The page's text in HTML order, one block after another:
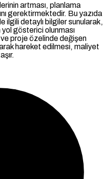
artması, planlama
gerektirmektedir. Bu yazıda
ilgili detaylı bilgiler sunularak,
yol gösterici olunması
proje özelinde değişen
hareket edilmesi, maliyet